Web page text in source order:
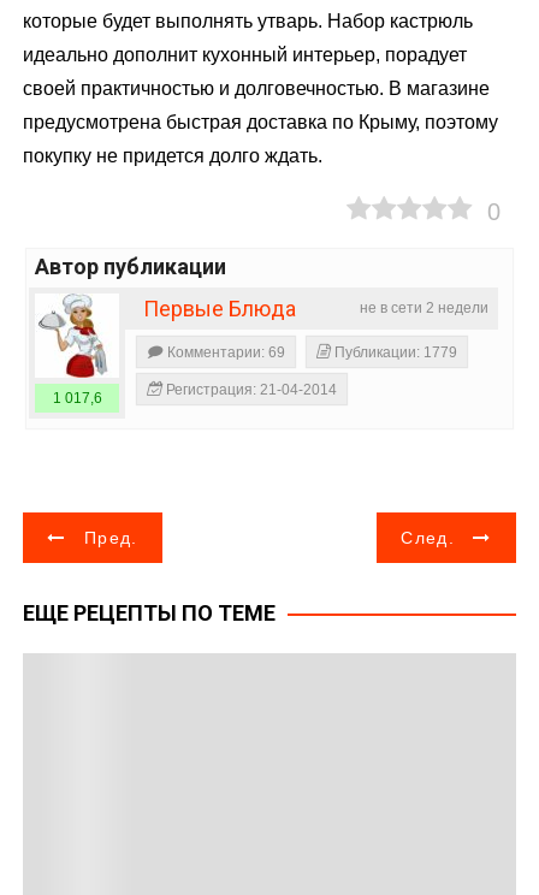
которые будет выполнять утварь. Набор кастрюль
идеально дополнит кухонный интерьер, порадует
своей практичностью и долговечностью. В магазине
предусмотрена быстрая доставка по Крыму, поэтому
покупку не придется долго ждать.
0
Автор публикации
не в сети 2 недели
Первые Блюда
1 017,6
Комментарии: 69 Публикации: 1779
Регистрация: 21-04-2014
Н
в
Пред. След.
ЕЩЕ РЕЦЕПТЫ ПО ТЕМЕ